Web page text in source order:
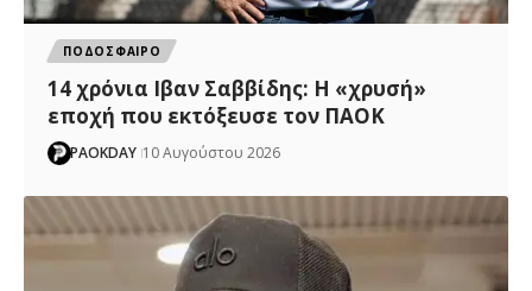
ΠΟΔΟΣΦΑΙΡΟ
14 χρόνια Ιβαν Σαββίδης: Η «χρυσή»
εποχή που εκτόξευσε τον ΠΑΟΚ
PAOKDAY 10 Αυγούστου 2026